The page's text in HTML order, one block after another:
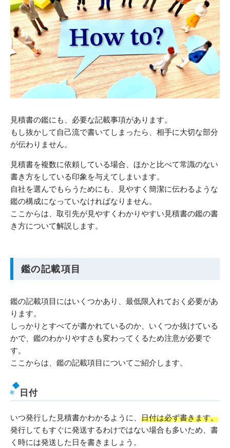
見積書の鑑にも、必要な記載事項があります。
もし抜かして自己流で書いてしまったら、相手に大切な部分
が伝わりません。
見積書を複数に依頼している場合、ほかと比べて常識のない
書き方をしている印象を与えてしまいます。
自社を選んでもらうためにも、見やすく簡潔に伝わるような
鑑の構成になっていなければなりません。
ここからは、取引先が見やすくわかりやすい見積書の鑑の書
き方について解説します。
鑑の記載項目
鑑の記載項目にはいくつかあり、最低限入れておく必要があ
ります。
しっかりとすべてが書かれているのか、いくつか抜けている
かで、鑑のわかりやすさも変わってくるため注意が必要で
す。
ここからは、鑑の記載項目についてご紹介します。
日付
いつ発行した見積書かわかるように、 日付は必ず書きます。
発行してもすぐに発送するわけではない場合も多いため、書
く時には発送した日を書きましょう。